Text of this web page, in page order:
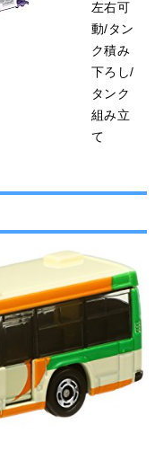
左右可
動/タン
ク積み
下ろし/
タンク
組み立
て